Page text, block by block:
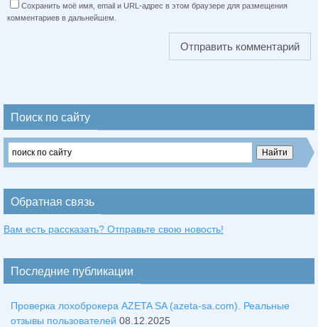
Сохранить моё имя, email и URL-адрес в этом браузере для размещения
комментариев в дальнейшем.
Поиск по сайту
Обратная связь
Вам есть рассказать? Отправьте свою новость!
Последние публикации
Проверка лохоброкера AZETA SA (azeta-sa.com). Реальные
отзывы пользователей 08.12.2025